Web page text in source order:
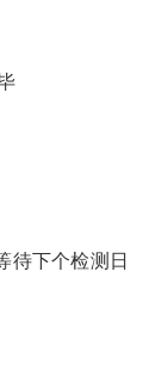
待下个检测日